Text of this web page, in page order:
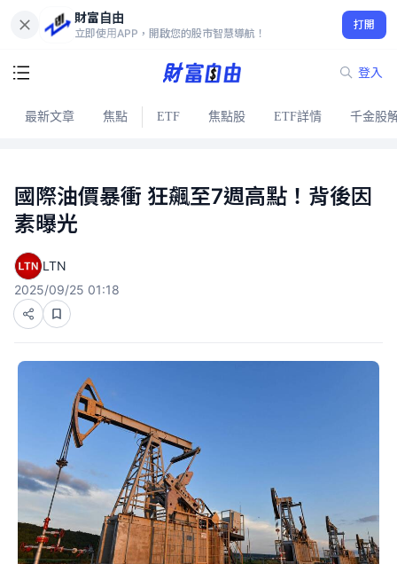
財富自由
立即使用APP，開啟您的股市智慧導航！
打開
登入
最新文章 焦點 ETF 焦點股 ETF詳情 千金股
國際油價暴衝 狂飆至7週高點！背後因
素曝光
LTN
2025/09/25 01:18